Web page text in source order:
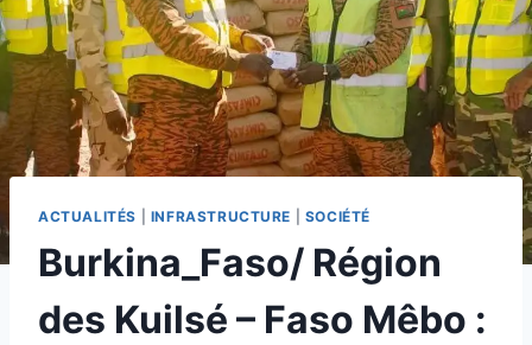
ACTUALITÉS INFRASTRUCTURE SOCIÉTÉ
Burkina_Faso/ Région
des Kuilsé – Faso Mêbo :